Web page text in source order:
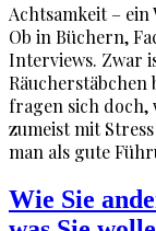
Achtsamkeit –
Ob in Büchern,
Interviews. Zwar
fragen sich doch,
zumeist mit
man als gute
Wie Sie